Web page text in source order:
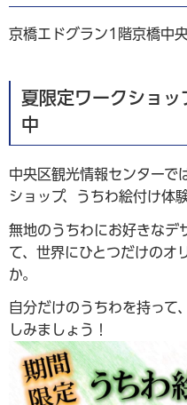
京橋エドグラン1階京橋中
夏限定ワークショ
中
中央区観光情報センターで
ショップ、うちわ絵付け体
無地のうちわにお好きなデ
て、世界にひとつだけのオ
か。
自分だけのうちわを持って
しみましょう！